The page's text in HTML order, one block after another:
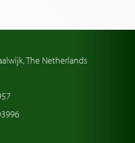
The Netherlands